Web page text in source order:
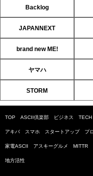
Backlog
JAPANNEXT
brand new ME!
ヤマハ
STORM
TOP ASCII倶楽部 ビジネス TECH
アキバ スマホ スタートアップ プ
家電ASCII アスキーグルメ MITTR
地方活性